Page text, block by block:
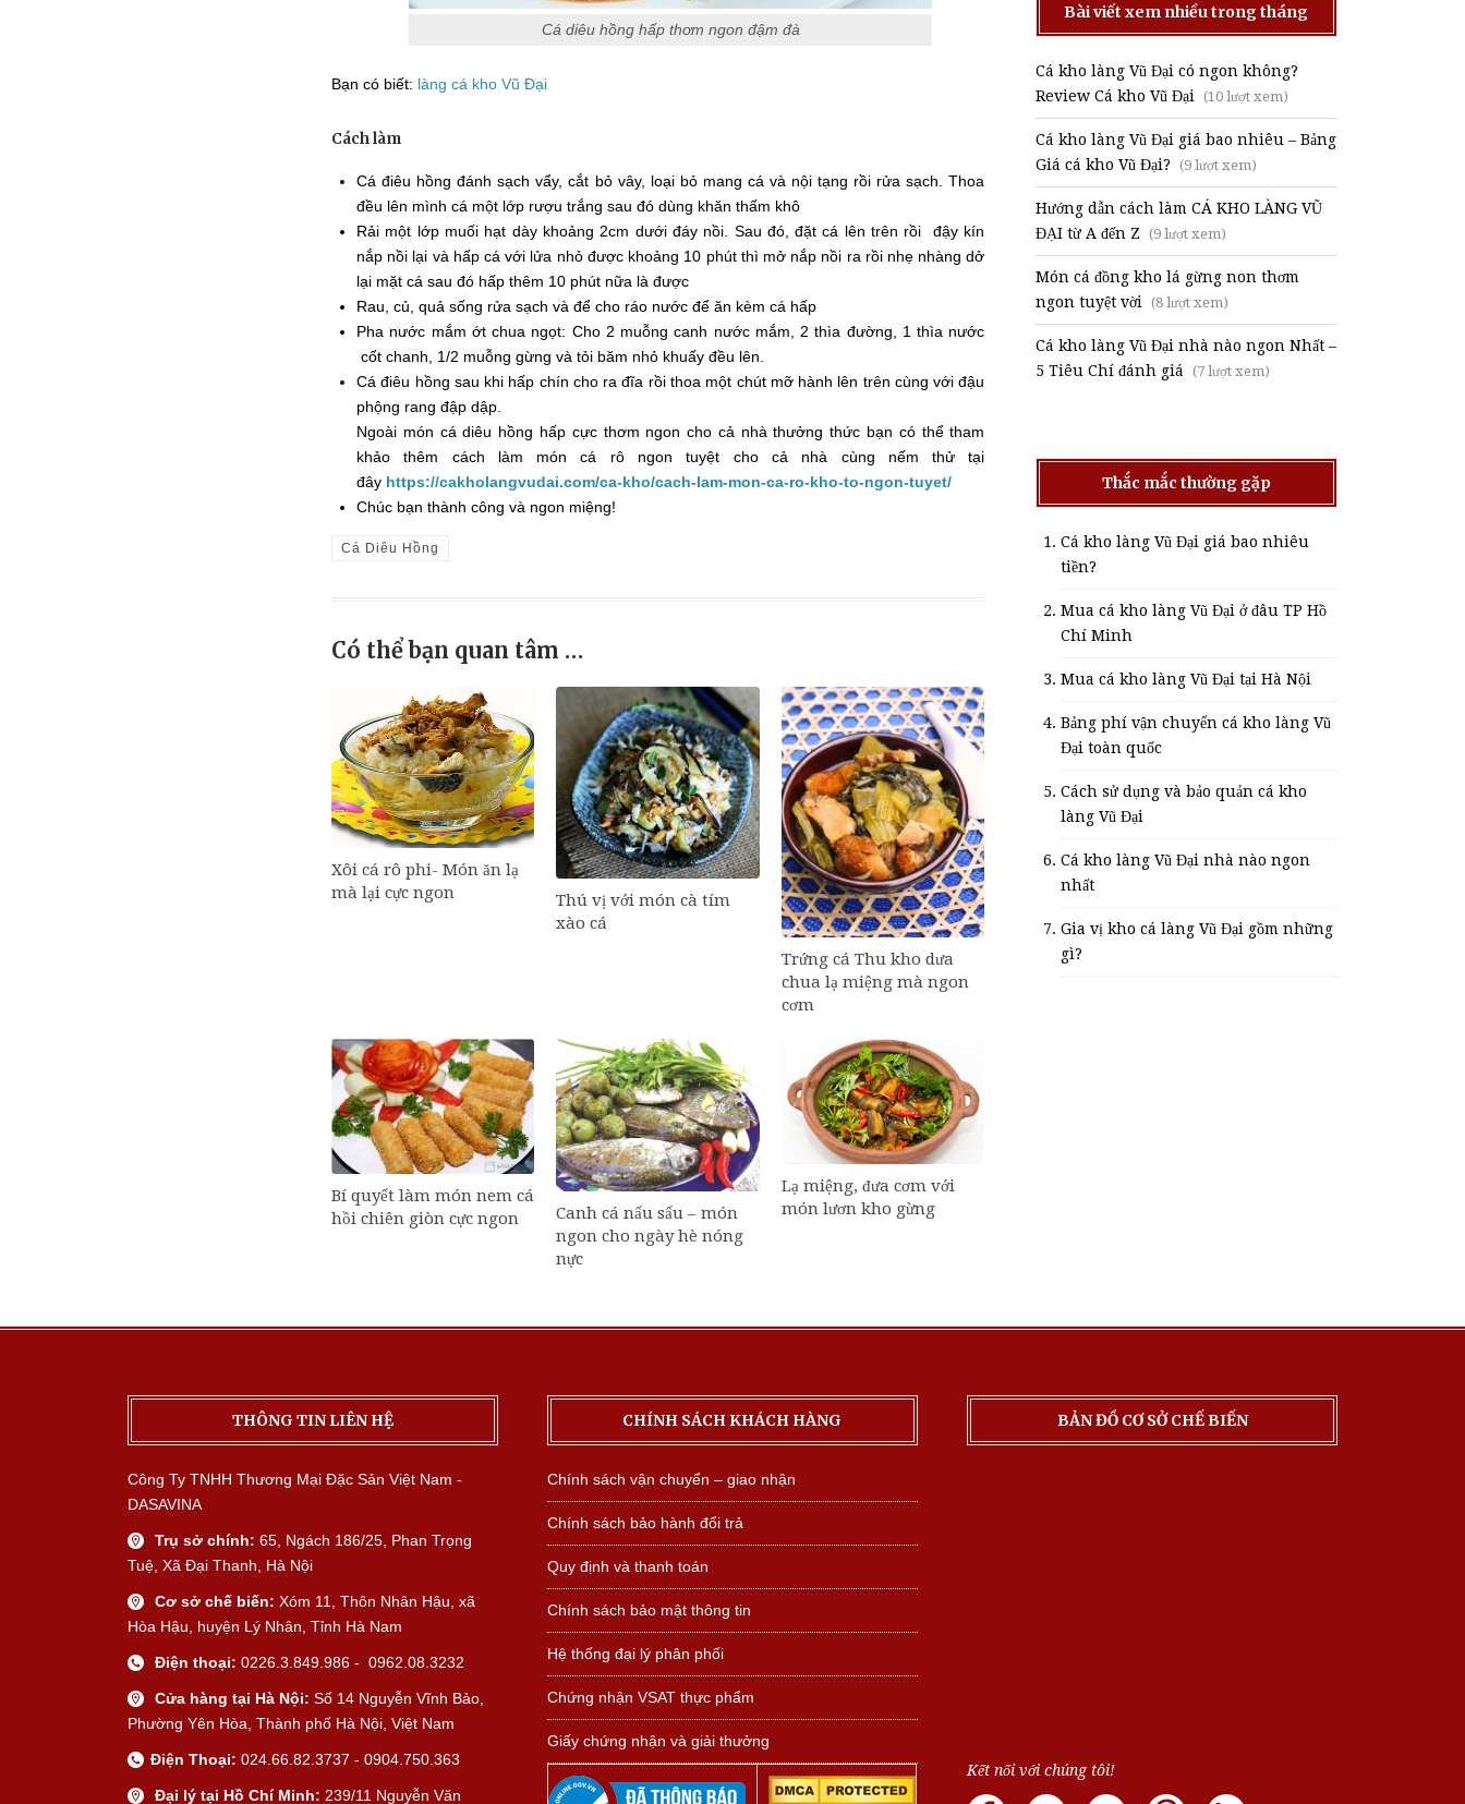
Cá diêu hồng hấp thơm ngon đậm đà
Bạn có biết: làng cá kho Vũ Đại
Cách làm
Cá điêu hồng đánh sạch vẩy, cắt bỏ vây, loại bỏ mang cá và nội tạng rồi rửa sạch. Thoa
đều lên mình cá một lớp rượu trắng sau đó dùng khăn thấm khô
Rải một lớp muối hạt dày khoảng 2cm dưới đáy nồi. Sau đó, đặt cá lên trên rồi đậy kín
nắp nồi lại và hấp cá với lửa nhỏ được khoảng 10 phút thì mở nắp nồi ra rồi nhẹ nhàng dở
lại mặt cá sau đó hấp thêm 10 phút nữa là được
Rau, củ, quả sống rửa sạch và để cho ráo nước để ăn kèm cá hấp
Pha nước mắm ớt chua ngọt: Cho 2 muỗng canh nước mắm, 2 thìa đường, 1 thìa nước
cốt chanh, 1/2 muỗng gừng và tỏi băm nhỏ khuấy đều lên.
Cá điêu hồng sau khi hấp chín cho ra đĩa rồi thoa một chút mỡ hành lên trên cùng với đậu
phộng rang đập dập.
Ngoài món cá diêu hồng hấp cực thơm ngon cho cả nhà thưởng thức bạn có thể tham
khảo thêm cách làm món cá rô ngon tuyệt cho cả nhà cùng nếm thử tại
đây https://cakholangvudai.com/ca-kho/cach-lam-mon-ca-ro-kho-to-ngon-tuyet/
Chúc bạn thành công và ngon miệng!
Cá Diêu Hồng
Có thể bạn quan tâm …
Xôi cá rô phi- Món ăn lạ
mà lại cực ngon
Thú vị với món cà tím
xào cá
Trứng cá Thu kho dưa
chua lạ miệng mà ngon
cơm
Bí quyết làm món nem cá
hồi chiên giòn cực ngon
Canh cá nấu sấu – món
ngon cho ngày hè nóng
nực
Lạ miệng, đưa cơm với
món lươn kho gừng
Bài viết xem nhiều trong tháng
Cá kho làng Vũ Đại có ngon không?
Review Cá kho Vũ Đại (10 lượt xem)
Cá kho làng Vũ Đại giá bao nhiêu – Bảng
Giá cá kho Vũ Đại? (9 lượt xem)
Hướng dẫn cách làm CÁ KHO LÀNG VŨ
ĐẠI từ A đến Z (9 lượt xem)
Món cá đồng kho lá gừng non thơm
ngon tuyệt vời (8 lượt xem)
Cá kho làng Vũ Đại nhà nào ngon Nhất –
5 Tiêu Chí đánh giá (7 lượt xem)
Thắc mắc thường gặp
Cá kho làng Vũ Đại giá bao nhiêu
tiền?
Mua cá kho làng Vũ Đại ở đâu TP Hồ
Chí Minh
Mua cá kho làng Vũ Đại tại Hà Nội
Bảng phí vận chuyển cá kho làng Vũ
Đại toàn quốc
Cách sử dụng và bảo quản cá kho
làng Vũ Đại
Cá kho làng Vũ Đại nhà nào ngon
nhất
Gia vị kho cá làng Vũ Đại gồm những
gì?
THÔNG TIN LIÊN HỆ
Công Ty TNHH Thương Mại Đặc Sản Việt Nam -
DASAVINA
Trụ sở chính: 65, Ngách 186/25, Phan Trọng
Tuệ, Xã Đại Thanh, Hà Nội
Cơ sở chế biến: Xóm 11, Thôn Nhân Hậu, xã
Hòa Hậu, huyện Lý Nhân, Tỉnh Hà Nam
Điện thoại: 0226.3.849.986 - 0962.08.3232
Cửa hàng tại Hà Nội: Số 14 Nguyễn Vĩnh Bảo,
Phường Yên Hòa, Thành phố Hà Nội, Việt Nam
Điện Thoại: 024.66.82.3737 - 0904.750.363
Đại lý tại Hồ Chí Minh: 239/11 Nguyễn Văn
CHÍNH SÁCH KHÁCH HÀNG
Chính sách vận chuyển – giao nhận
Chính sách bảo hành đổi trả
Quy định và thanh toán
Chính sách bảo mật thông tin
Hệ thống đại lý phân phối
Chứng nhận VSAT thực phẩm
Giấy chứng nhận và giải thưởng
BẢN ĐỒ CƠ SỞ CHẾ BIẾN
Kết nối với chúng tôi!